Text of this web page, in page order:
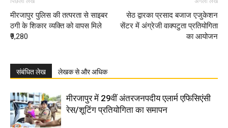
मीरजापुर पुलिस की तत्परता से साइबर
ठगी के शिकार व्यक्ति को वापस मिले
₹9,280
सेठ द्वारका प्रसाद बजाज एजुकेशन
सेंटर में अंग्रेजी वाक्पटुता प्रतियोगिता
का आयोजन
संबंधित लेख लेखक से और अधिक
मीरजापुर में 29वीं अंतरजनपदीय एलार्म एफिसिएंसी
रेस/शूटिंग प्रतियोगिता का समापन